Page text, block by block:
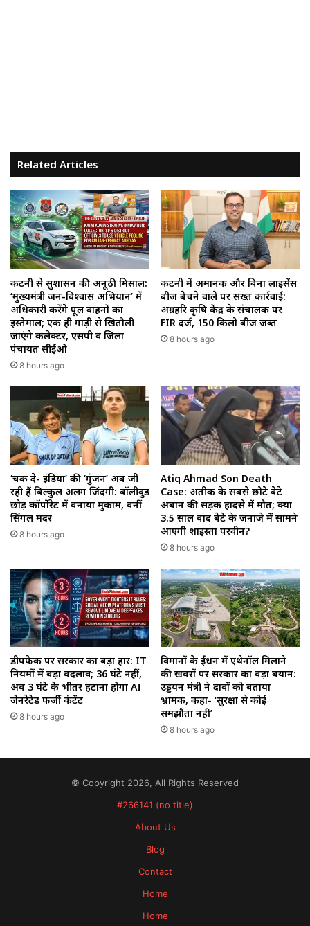
Related Articles
कटनी से सुशासन की अनूठी मिसाल:
‘मुख्यमंत्री जन-विश्वास अभियान’ में
अधिकारी करेंगे पूल वाहनों का
इस्तेमाल; एक ही गाड़ी से खितौली
जाएंगे कलेक्टर, एसपी व जिला
पंचायत सीईओ
8 hours ago
कटनी में अमानक और बिना लाइसेंस
बीज बेचने वाले पर सख्त कार्रवाई:
अग्रहरि कृषि केंद्र के संचालक पर
FIR दर्ज, 150 किलो बीज जब्त
8 hours ago
‘चक दे- इंडिया’ की ‘गुंजन’ अब जी
रही हैं बिल्कुल अलग जिंदगी: बॉलीवुड
छोड़ कॉर्पोरेट में बनाया मुकाम, बनीं
सिंगल मदर
8 hours ago
Atiq Ahmad Son Death
Case: अतीक के सबसे छोटे बेटे
अबान की सड़क हादसे में मौत; क्या
3.5 साल बाद बेटे के जनाजे में सामने
आएगी शाइस्ता परवीन?
8 hours ago
डीपफेक पर सरकार का बड़ा प्रहार: IT
नियमों में बड़ा बदलाव; 36 घंटे नहीं,
अब 3 घंटे के भीतर हटाना होगा AI
जेनरेटेड फर्जी कंटेंट
8 hours ago
विमानों के ईंधन में एथेनॉल मिलाने
की खबरों पर सरकार का बड़ा बयान:
उड्डयन मंत्री ने दावों को बताया
भ्रामक, कहा- ‘सुरक्षा से कोई
समझौता नहीं’
8 hours ago
© Copyright 2026, All Rights Reserved
#266141 (no title)
About Us
Blog
Contact
Home
Home